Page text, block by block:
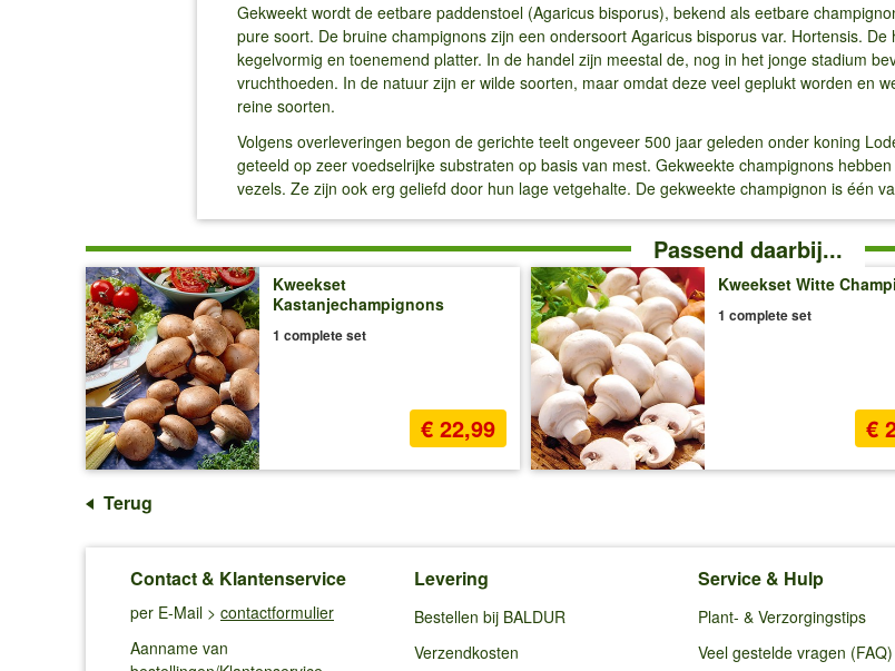
Gekweekt wordt de eetbare paddenstoel (Agaricus bisporus), bekend als eetbare
pure soort. De bruine champignons zijn een ondersoort Agaricus bisporus var. Hortensis.
kegelvormig en toenemend platter. In de handel zijn meestal de, nog in het jonge stadium
vruchthoeden. In de natuur zijn er wilde soorten, maar omdat deze veel geplukt worden en
reine soorten.
Volgens overleveringen begon de gerichte teelt ongeveer 500 jaar geleden onder koning
geteeld op zeer voedselrijke substraten op basis van mest. Gekweekte champignons
vezels. Ze zijn ook erg geliefd door hun lage vetgehalte. De gekweekte champignon is één
Passend daarbij...
Kweekset
Kastanjechampignons
1 complete set
€ 22,99
Kweekset Witte
1 complete set
€
Terug
Contact & Klantenservice
per E-Mail > contactformulier
Aanname van
Levering
Bestellen bij BALDUR
Verzendkosten
Service & Hulp
Plant- & Verzorgingstips
Veel gestelde vragen (FAQ)